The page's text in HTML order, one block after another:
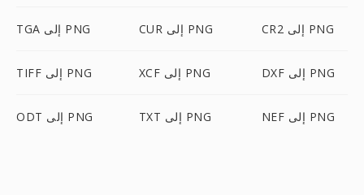
TGA إلى PNG CUR إلى PNG CR2 إلى PNG
TIFF إلى PNG XCF إلى PNG DXF إلى PNG
ODT إلى PNG TXT إلى PNG NEF إلى PNG